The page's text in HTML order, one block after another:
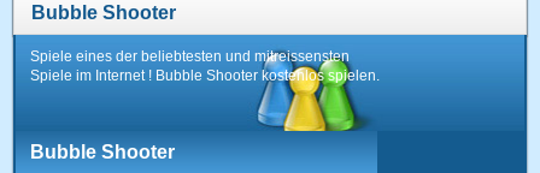
Bubble Shooter
Spiele eines der beliebtesten und mitreissensten
Spiele im Internet ! Bubble Shooter kostenlos spielen.
Bubble Shooter